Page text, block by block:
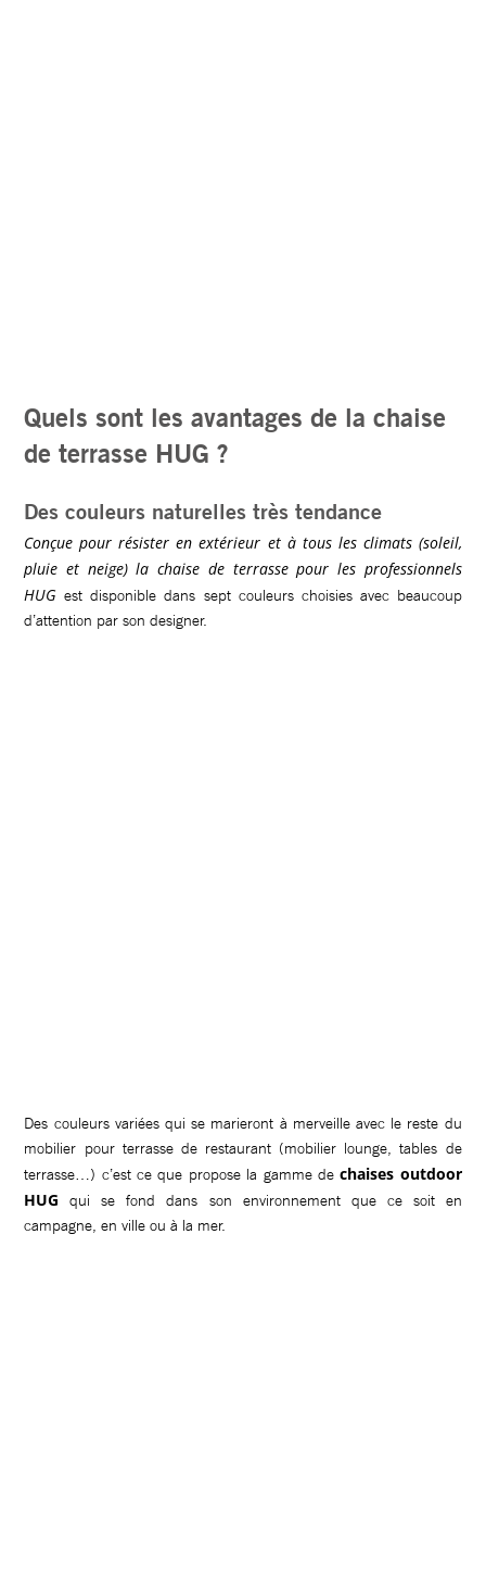
Quels sont les avantages de la chaise
de terrasse HUG ?
Des couleurs naturelles très tendance
Conçue pour résister en extérieur et à tous les climats (soleil,
pluie et neige) la chaise de terrasse pour les professionnels
HUG est disponible dans sept couleurs choisies avec beaucoup
d’attention par son designer.
Des couleurs variées qui se marieront à merveille avec le reste du
mobilier pour terrasse de restaurant (mobilier lounge, tables de
terrasse…) c’est ce que propose la gamme dechaises outdoor
HUG qui se fond dans son environnement que ce soit en
campagne, en ville ou à la mer.